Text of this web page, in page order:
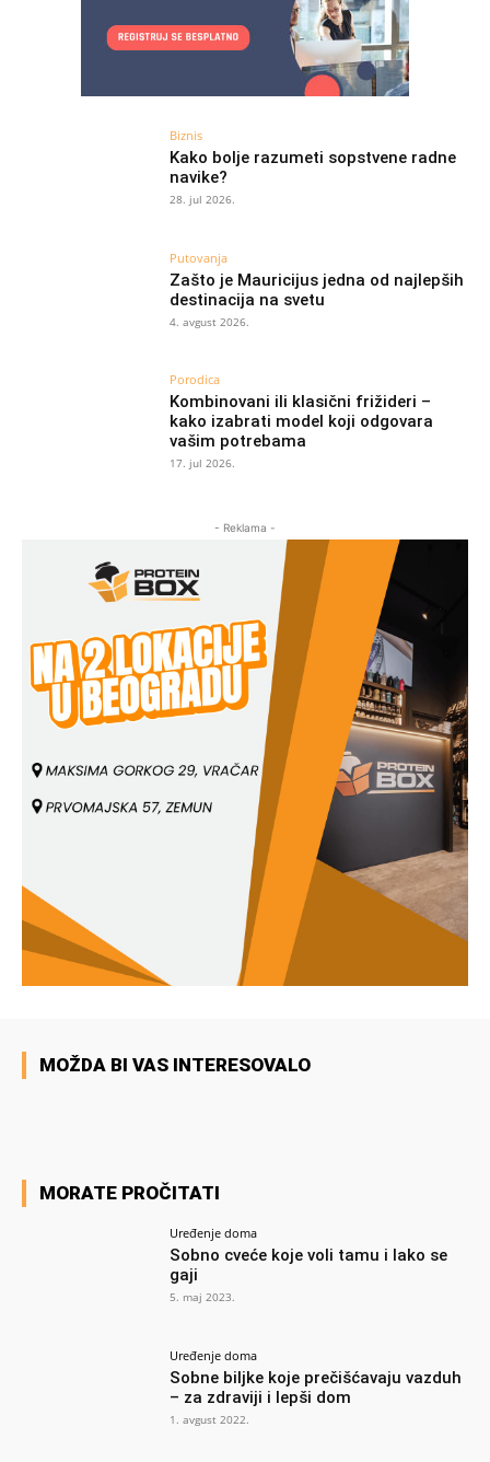
Biznis
Kako bolje razumeti sopstvene radne
navike?
28. jul 2026.
Putovanja
Zašto je Mauricijus jedna od najlepših
destinacija na svetu
4. avgust 2026.
Porodica
Kombinovani ili klasični frižideri –
kako izabrati model koji odgovara
vašim potrebama
17. jul 2026.
- Reklama -
MOŽDA BI VAS INTERESOVALO
MORATE PROČITATI
Uređenje doma
Sobno cveće koje voli tamu i lako se
gaji
5. maj 2023.
Uređenje doma
Sobne biljke koje prečišćavaju vazduh
– za zdraviji i lepši dom
1. avgust 2022.